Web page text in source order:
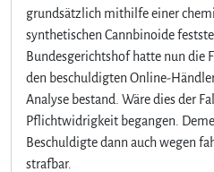
grundsätzlich mithilfe einer
synthetischen Cannbinoide
Bundesgerichtshof hatte nun die
den beschuldigten Online-
Analyse bestand. Wäre dies der
Pflichtwidrigkeit begangen.
Beschuldigte dann auch wegen
strafbar.